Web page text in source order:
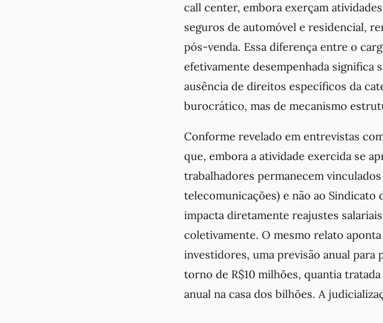
call center, embora exerçam
seguros de automóvel e residencial,
pós-venda. Essa diferença entre o
efetivamente desempenhada significa
ausência de direitos específicos da
burocrático, mas de mecanismo
Conforme revelado em entrevistas
que, embora a atividade exercida se
trabalhadores permanecem
telecomunicações) e não ao Sindicato
impacta diretamente reajustes
coletivamente. O mesmo relato
investidores, uma previsão anual para
torno de R$10 milhões, quantia
anual na casa dos bilhões. A